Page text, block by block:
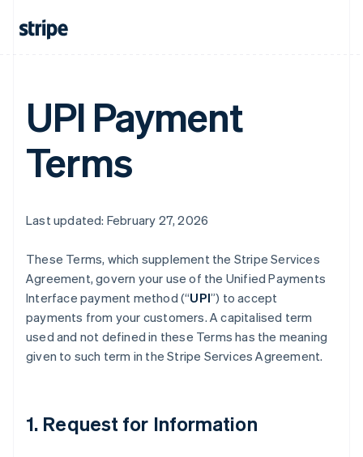
UPI Payment
Terms
Last updated: February 27, 2026
These Terms, which supplement the Stripe Services
Agreement, govern your use of the Unified Payments
Interface payment method (“UPI”) to accept
payments from your customers. A capitalised term
used and not defined in these Terms has the meaning
given to such term in the Stripe Services Agreement.
1. Request for Information